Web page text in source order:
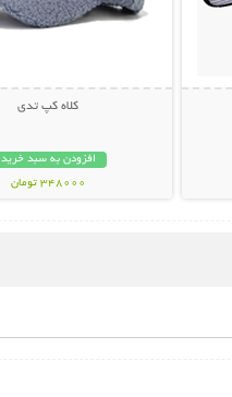
کلاه کپ تدی
افزودن به سبد خرید
348000 تومان